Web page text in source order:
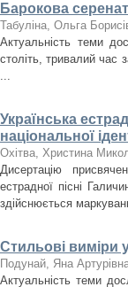
Барокова
Табуліна, Ольга
Актуальність теми
століть, тривалий час
...
Українська
національної
Охітва, Христина
Дисертацію
естрадної пісні
здійснюється
Стильові виміри
Подунай, Яна
Актуальність теми